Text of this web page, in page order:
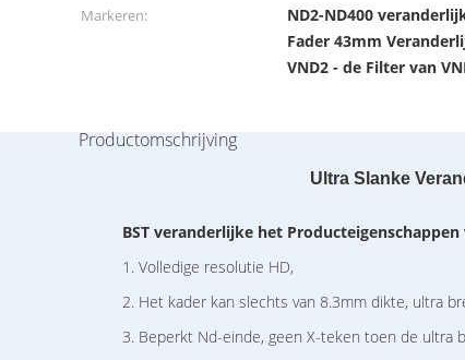
Markeren:
ND2-ND400
Fader 43mm
VND2 - de Filter van
Productomschrijving
Ultra Slanke
BST veranderlijke het Producteigenschappen
1. Volledige resolutie HD,
2. Het kader kan slechts van 8.3mm dikte, ultra
3. Beperkt Nd-einde, geen X-teken toen de ultra